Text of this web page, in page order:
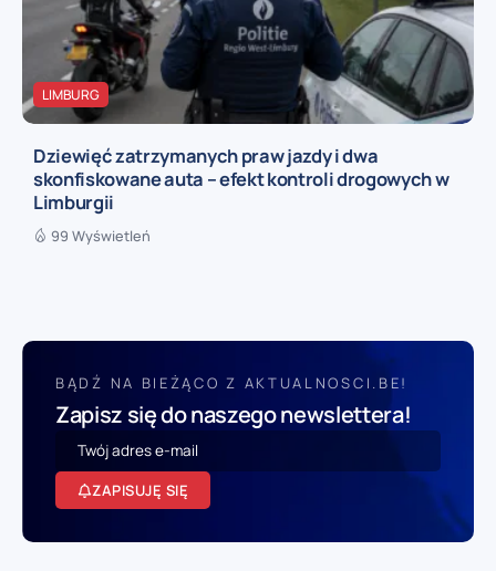
LIMBURG
Dziewięć zatrzymanych praw jazdy i dwa
skonfiskowane auta – efekt kontroli drogowych w
Limburgii
99 Wyświetleń
BĄDŹ NA BIEŻĄCO Z AKTUALNOSCI.BE!
Zapisz się do naszego newslettera!
ZAPISUJĘ SIĘ